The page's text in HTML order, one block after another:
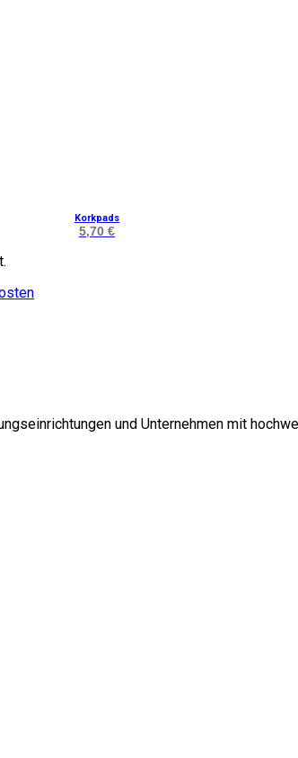
Korkpads
5,70 €
und Unternehmen mit